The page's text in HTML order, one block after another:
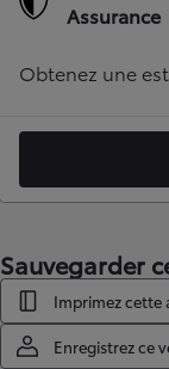
Assurance
Obtenez une
Sauvegarder
Imprimez cette
Enregistrez ce